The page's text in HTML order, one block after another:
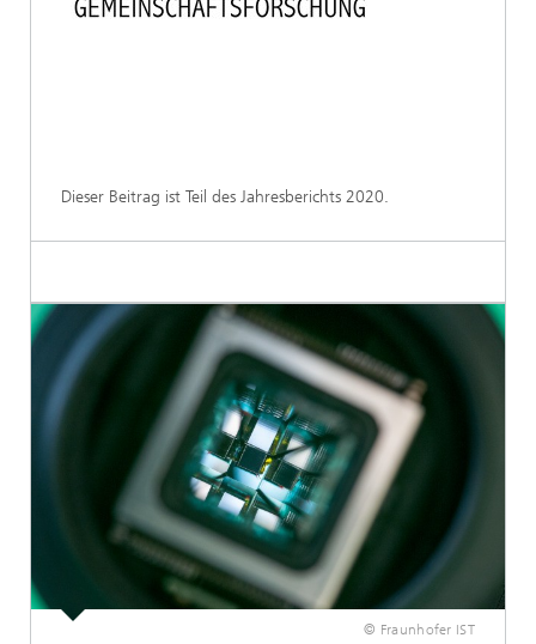
Dieser Beitrag ist Teil des Jahresberichts 2020.
© Fraunhofer IST